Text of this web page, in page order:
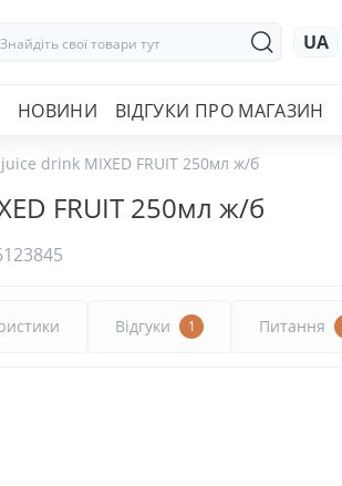
UA
НОВИНИ ВІДГУКИ ПРО МАГАЗИН
drink MIXED FRUIT 250мл ж/б
FRUIT 250мл ж/б
Відгуки 1 Питання